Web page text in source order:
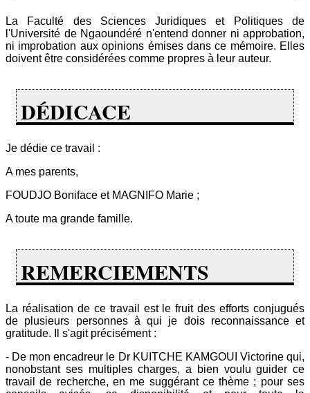
La Faculté des Sciences Juridiques et Politiques de
l'Université de Ngaoundéré n'entend donner ni approbation,
ni improbation aux opinions émises dans ce mémoire. Elles
doivent être considérées comme propres à leur auteur.
DÉDICACE
Je dédie ce travail :
A mes parents,
FOUDJO Boniface et MAGNIFO Marie ;
A toute ma grande famille.
REMERCIEMENTS
La réalisation de ce travail est le fruit des efforts conjugués
de plusieurs personnes à qui je dois reconnaissance et
gratitude. Il s'agit précisément :
- De mon encadreur le Dr KUITCHE KAMGOUI Victorine qui,
nonobstant ses multiples charges, a bien voulu guider ce
travail de recherche, en me suggérant ce thème ; pour ses